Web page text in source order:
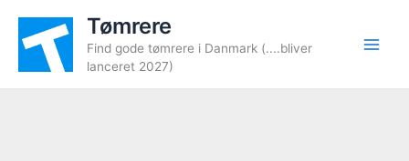
indholdet
Tømrere
Find gode tømrere i Danmark (....bliver
lanceret 2027)